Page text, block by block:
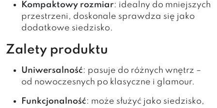
Kompaktowy rozmiar: idealny do mniejszych
przestrzeni, doskonale sprawdza się jako
dodatkowe siedzisko.
Zalety produktu
Uniwersalność: pasuje do różnych wnętrz –
od nowoczesnych po klasyczne i glamour.
Funkcjonalność: może służyć jako siedzisko,